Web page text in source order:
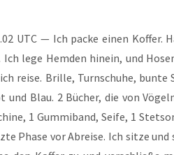
UTC — Ich packe einen Kof­fer.
Ich lege Hem­den hin­ein, und
rei­se. Bril­le, Turn­schu­he, bun­te
und Blau. 2 Bücher, die von
1 Gum­mi­band, Sei­fe, 1
Pha­se vor Abrei­se. Ich sit­ze